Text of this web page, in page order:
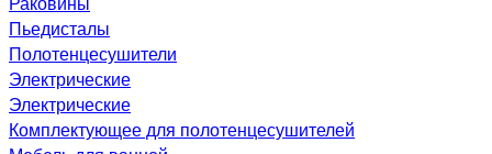
Пьедисталы
Полотенцесушители
Электрические
Электрические
Комплектующее для полотенцесушителей